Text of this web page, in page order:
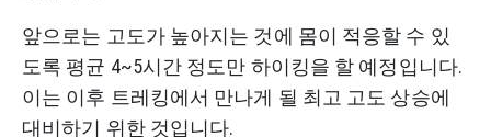
앞으로는 고도가 높아지는 것에 몸이 적응할 수 있
도록 평균 4~5시간 정도만 하이킹을 할 예정입니다.
이는 이후 트레킹에서 만나게 될 최고 고도 상승에
대비하기 위한 것입니다.